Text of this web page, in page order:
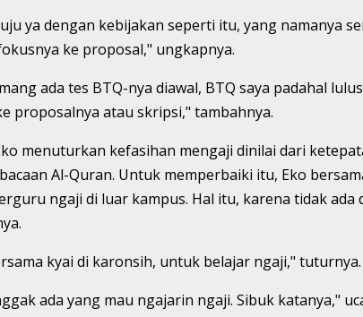
ya dengan kebijakan seperti itu, yang namanya
ke proposal," ungkapnya.
ada tes BTQ-nya diawal, BTQ saya padahal
proposalnya atau skripsi," tambahnya.
menuturkan kefasihan mengaji dinilai dari
Al-Quran. Untuk memperbaiki itu, Eko
ngaji di luar kampus. Hal itu, karena tidak ada
kyai di karonsih, untuk belajar ngaji," tuturnya.
ada yang mau ngajarin ngaji. Sibuk katanya,"